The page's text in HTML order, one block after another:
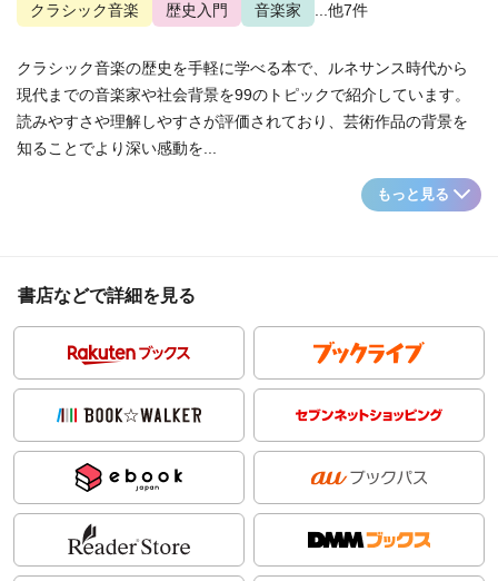
クラシック音楽 歴史入門 音楽家 ...他7件
クラシック音楽の歴史を手軽に学べる本で、ルネサンス時代から
現代までの音楽家や社会背景を99のトピックで紹介しています。
読みやすさや理解しやすさが評価されており、芸術作品の背景を
知ることでより深い感動を...
もっと見る
書店などで詳細を見る